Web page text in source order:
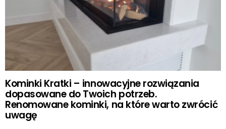
Kominki Kratki – innowacyjne rozwiązania
dopasowane do Twoich potrzeb.
Renomowane kominki, na które warto zwrócić
uwagę